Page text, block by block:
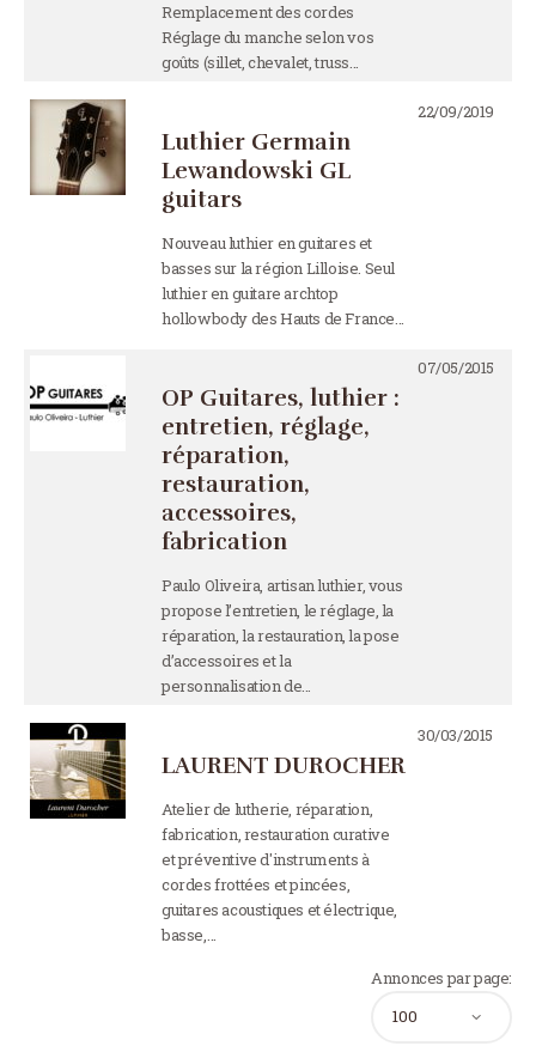
Remplacement des cordes
Réglage du manche selon vos
goûts (sillet, chevalet, truss…
Luthier Germain
Lewandowski GL
guitars
Nouveau luthier en guitares et
basses sur la région Lilloise. Seul
luthier en guitare archtop
hollowbody des Hauts de France…
22/09/2019
OP Guitares, luthier :
entretien, réglage,
réparation,
restauration,
accessoires,
fabrication
Paulo Oliveira, artisan luthier, vous
propose l’entretien, le réglage, la
réparation, la restauration, la pose
d’accessoires et la
personnalisation de…
07/05/2015
LAURENT DUROCHER
Atelier de lutherie, réparation,
fabrication, restauration curative
et préventive d'instruments à
cordes frottées et pincées,
guitares acoustiques et électrique,
basse,…
30/03/2015
Annonces par page: